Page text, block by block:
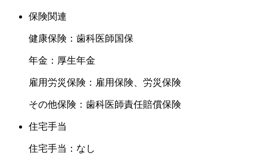
保険関連
健康保険：歯科医師国保
年金：厚生年金
雇用労災保険：雇用保険、労災保険
その他保険：歯科医師責任賠償保険
住宅手当
住宅手当：なし